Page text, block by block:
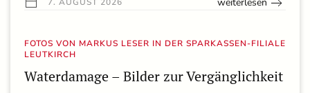
7. AUGUST 2026 weiterlesen
FOTOS VON MARKUS LESER IN DER SPARKASSEN-FILIALE
LEUTKIRCH
Waterdamage – Bilder zur Vergänglichkeit